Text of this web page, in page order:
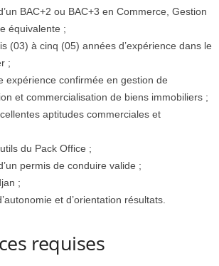
BAC+2 ou BAC+3 en Commerce, Gestion
équivalente ;
(03) à cinq (05) années d’expérience dans le
;
expérience confirmée en gestion de
et commercialisation de biens immobiliers ;
aptitudes commerciales et
du Pack Office ;
permis de conduire valide ;
;
et d’orientation résultats.
requises